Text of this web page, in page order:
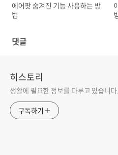
에어팟 숨겨진 기능 사용하는 방
법
댓글
히스토리
생활에 필요한 정보를 다루고 있습니다.
구독하기